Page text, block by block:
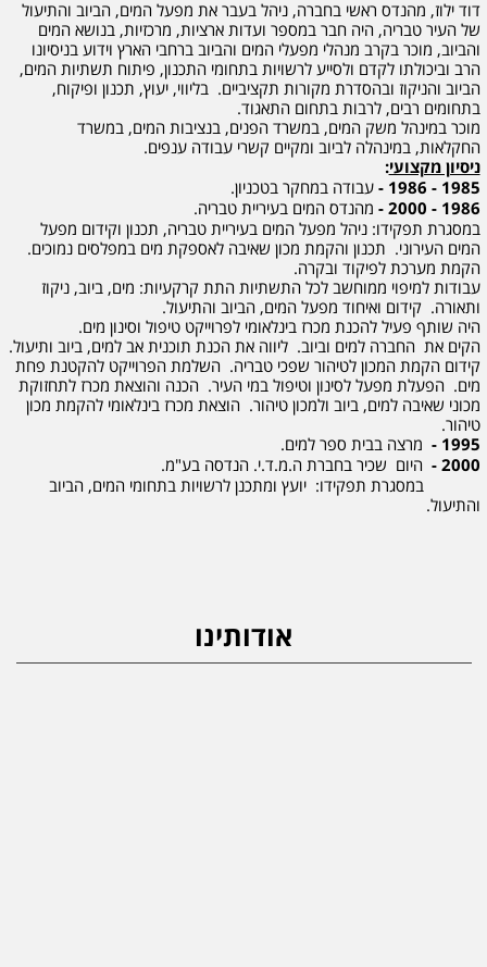
דוד ילוז, מהנדס ראשי בחברה, ניהל בעבר את מפעל המים, הביוב והתיעול
של העיר טבריה, היה חבר במספר ועדות ארציות, מרכזיות, בנושא המים
והביוב, מוכר בקרב מנהלי מפעלי המים והביוב ברחבי הארץ וידוע בניסיונו
הרב וביכולתו לקדם ולסייע לרשויות בתחומי התכנון, פיתוח תשתיות המים,
הביוב והניקוז ובהסדרת מקורות תקציביים. בליווי, יעוץ, תכנון ופיקוח,
בתחומים רבים, לרבות בתחום התאגוד.
מוכר במינהל משק המים, במשרד הפנים, בנציבות המים, במשרד
החקלאות, במינהלה לביוב ומקיים קשרי עבודה ענפים.
ניסיון מקצועי:
1985 - 1986 -
עבודה במחקר בטכניון.
1986 - 2000 -
מהנדס המים בעיריית טבריה.
במסגרת תפקידו: ניהל מפעל המים בעיריית טבריה, תכנון וקידום מפעל
המים העירוני. תכנון והקמת מכון שאיבה לאספקת מים במפלסים נמוכים.
הקמת מערכת לפיקוד ובקרה.
עבודות למיפוי ממוחשב לכל התשתיות התת קרקעיות: מים, ביוב, ניקוז
ותאורה. קידום ואיחוד מפעל המים, הביוב והתיעול.
היה שותף פעיל להכנת מכרז בינלאומי לפרוייקט טיפול וסינון מים.
הקים את החברה למים וביוב. ליווה את הכנת תוכנית אב למים, ביוב ותיעול.
קידום הקמת המכון לטיהור שפכי טבריה. השלמת הפרוייקט להקטנת פחת
מים. הפעלת מפעל לסינון וטיפול במי העיר. הכנה והוצאת מכרז לתחזוקת
מכוני שאיבה למים, ביוב ולמכון טיהור. הוצאת מכרז בינלאומי להקמת מכון
טיהור.
1995 - מרצה בבית ספר למים.
2000 - היום שכיר בחברת ה.מ.ד.י. הנדסה בע"מ.
במסגרת תפקידו: יועץ ומתכנן לרשויות בתחומי המים, הביוב
והתיעול.
אודותינו